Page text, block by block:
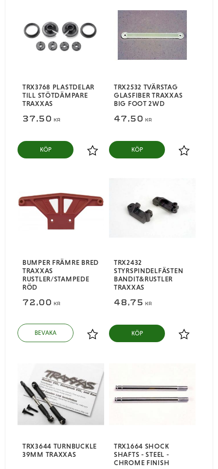
TRX3768 PLASTDELAR
TILL STÖTDÄMPARE
TRAXXAS
37,50 KR
Lägg till i favoriter
KÖP
TRX2532 TVÄRSTAG
GLASFIBER TRAXXAS
BIG FOOT 2WD
47,50 KR
Lägg till i
KÖP
BUMPER FRÄMRE BRED
TRAXXAS
RUSTLER/STAMPEDE
RÖD
72,00 KR
Lägg till i favoriter
TRX2432
STYRSPINDELFÄSTEN
BANDIT&RUSTLER
TRAXXAS
48,75 KR
Lägg till i
KÖP
TRX3644 TURNBUCKLE
39MM TRAXXAS
TRX1664 SHOCK
SHAFTS - STEEL -
CHROME FINISH